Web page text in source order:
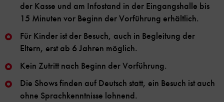
der Kasse und am Infostand in der Eingangshalle bis
15 Minuten vor Beginn der Vorführung erhältlich.
Für Kinder ist der Besuch, auch in Begleitung der
Eltern, erst ab 6 Jahren möglich.
Kein Zutritt nach Beginn der Vorführung.
Die Shows finden auf Deutsch statt, ein Besuch ist auch
ohne Sprachkenntnisse lohnend.